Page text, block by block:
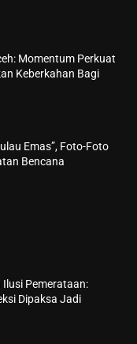
Momentum Perkuat
Keberkahan Bagi
Emas”, Foto-Foto
Bencana
Pemerataan:
Dipaksa Jadi